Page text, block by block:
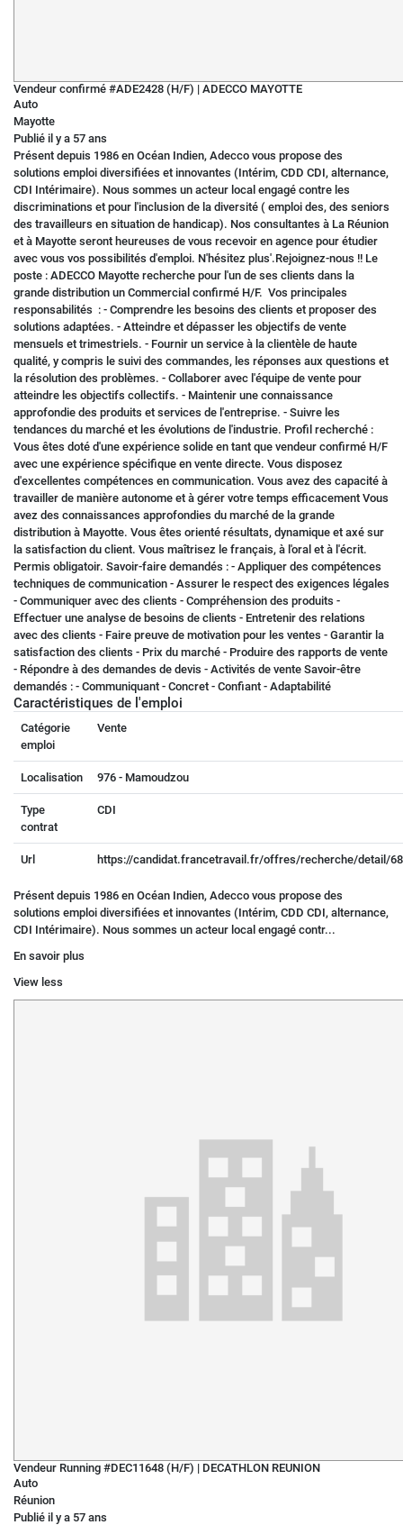
Vendeur confirmé #ADE2428 (H/F) | ADECCO MAYOTTE
Auto
Mayotte
Publié il y a 57 ans
Présent depuis 1986 en Océan Indien, Adecco vous propose des
solutions emploi diversifiées et innovantes (Intérim, CDD CDI, alternance,
CDI Intérimaire). Nous sommes un acteur local engagé contre les
discriminations et pour l'inclusion de la diversité ( emploi des, des seniors
des travailleurs en situation de handicap). Nos consultantes à La Réunion
et à Mayotte seront heureuses de vous recevoir en agence pour étudier
avec vous vos possibilités d'emploi. N'hésitez plus'.Rejoignez-nous !! Le
poste : ADECCO Mayotte recherche pour l'un de ses clients dans la
grande distribution un Commercial confirmé H/F. Vos principales
responsabilités : - Comprendre les besoins des clients et proposer des
solutions adaptées. - Atteindre et dépasser les objectifs de vente
mensuels et trimestriels. - Fournir un service à la clientèle de haute
qualité, y compris le suivi des commandes, les réponses aux questions et
la résolution des problèmes. - Collaborer avec l'équipe de vente pour
atteindre les objectifs collectifs. - Maintenir une connaissance
approfondie des produits et services de l'entreprise. - Suivre les
tendances du marché et les évolutions de l'industrie. Profil recherché :
Vous êtes doté d'une expérience solide en tant que vendeur confirmé H/F
avec une expérience spécifique en vente directe. Vous disposez
d'excellentes compétences en communication. Vous avez des capacité à
travailler de manière autonome et à gérer votre temps efficacement Vous
avez des connaissances approfondies du marché de la grande
distribution à Mayotte. Vous êtes orienté résultats, dynamique et axé sur
la satisfaction du client. Vous maîtrisez le français, à l'oral et à l'écrit.
Permis obligatoir. Savoir-faire demandés : - Appliquer des compétences
techniques de communication - Assurer le respect des exigences légales
- Communiquer avec des clients - Compréhension des produits -
Effectuer une analyse de besoins de clients - Entretenir des relations
avec des clients - Faire preuve de motivation pour les ventes - Garantir la
satisfaction des clients - Prix du marché - Produire des rapports de vente
- Répondre à des demandes de devis - Activités de vente Savoir-être
demandés : - Communiquant - Concret - Confiant - Adaptabilité
Caractéristiques de l'emploi
Catégorie
emploi
Vente
Localisation 976 - Mamoudzou
Type
contrat
CDI
Url https://candidat.francetravail.fr/offres/recherche/detail/
Présent depuis 1986 en Océan Indien, Adecco vous propose des
solutions emploi diversifiées et innovantes (Intérim, CDD CDI, alternance,
CDI Intérimaire). Nous sommes un acteur local engagé contr...
En savoir plus
View less
Vendeur Running #DEC11648 (H/F) | DECATHLON REUNION
Auto
Réunion
Publié il y a 57 ans